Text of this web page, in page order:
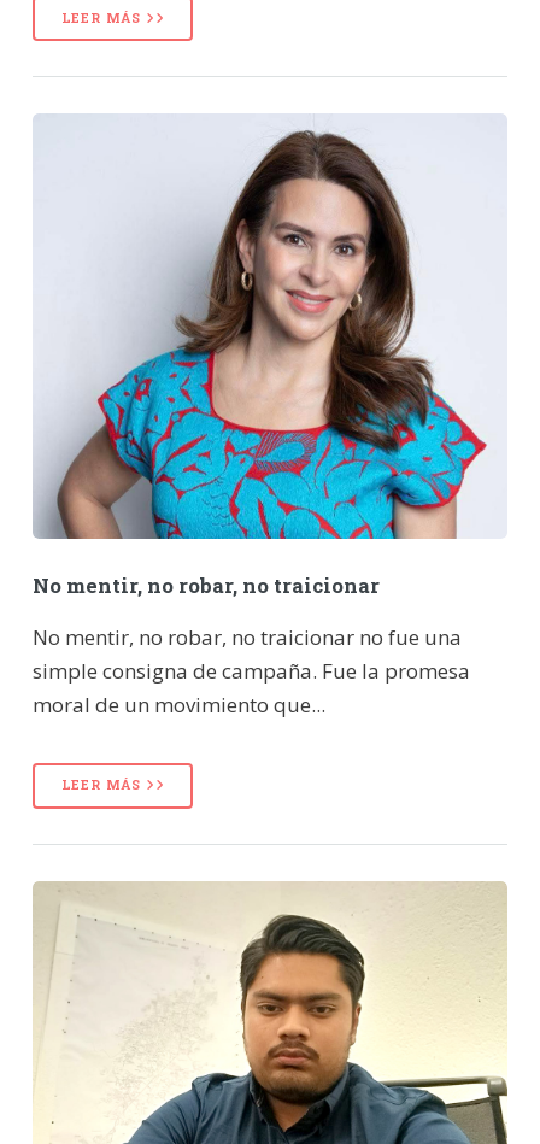
LEER MÁS
No mentir, no robar, no traicionar
No mentir, no robar, no traicionar no fue una
simple consigna de campaña. Fue la promesa
moral de un movimiento que...
LEER MÁS